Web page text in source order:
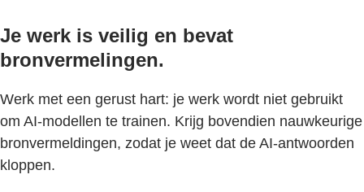
Je werk is veilig en bevat
bronvermelingen.
Werk met een gerust hart: je werk wordt niet gebruikt
om AI-modellen te trainen. Krijg bovendien nauwkeurige
bronvermeldingen, zodat je weet dat de AI-antwoorden
kloppen.